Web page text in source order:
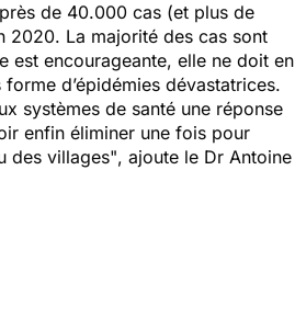
de 40.000 cas (et plus de
2020. La majorité des cas sont
est encourageante, elle ne doit en
d’épidémies dévastatrices.
systèmes de santé une réponse
enfin éliminer une fois pour
des villages", ajoute le Dr Antoine